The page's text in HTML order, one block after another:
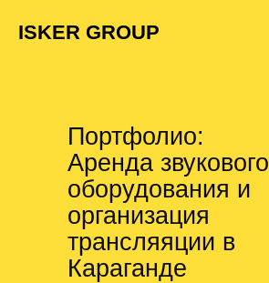
ISKER GROUP
Портфолио:
Аренда звукового
оборудования и
организация
трансляяции в
Караганде